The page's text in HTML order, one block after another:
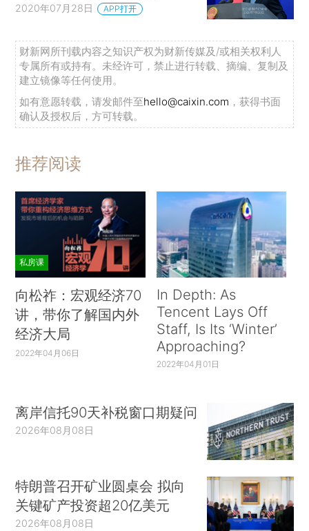
2020年07月28日 APP打开
财新网所刊载内容之知识产权为财新传媒及/或相关权利人
专属所有或持有。未经许可，禁止进行转载、摘编、复制及
建立镜像等任何使用。
如有意愿转载，请发邮件至hello@caixin.com ，获得书面
确认及授权后，方可转载。
推荐阅读
私房课
向松祚：宏观经济70
讲，带你了解国内外
经济大局
2022年04月06日
In Depth: As
Tencent Lays Off
Staff, Is Its ‘Winter’
Approaching?
2022年04月01日
离岸信托90天补税窗口期疑问
2026年08月08日
特朗普召开矿业圆桌会 拟向
关键矿产投资超20亿美元
2026年08月08日